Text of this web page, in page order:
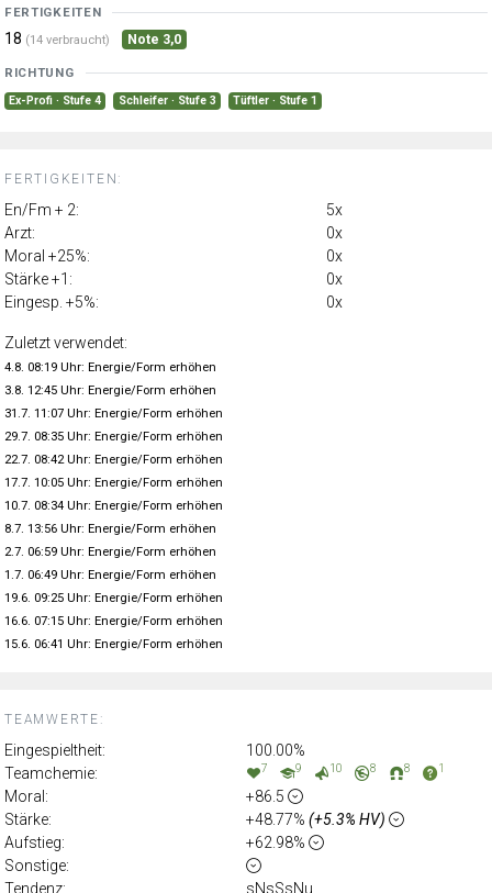
TEAMWERTE:
Eingespieltheit:
100.00%
Teamchemie:
7 9 10 8 8 1
Moral:
+86.5
Stärke:
+48.77% (+5.3% HV)
Aufstieg:
+62.98%
Sonstige:
Tendenz:
sNsSsNu
FERTIGKEITEN
18 (14 verbraucht) Note 3,0
RICHTUNG
Ex-Profi · Stufe 4 Schleifer · Stufe 3 Tüftler · Stufe 1
FERTIGKEITEN:
En/Fm + 2:
5x
Arzt:
0x
Moral +25%:
0x
Stärke +1:
0x
Eingesp. +5%:
0x
Zuletzt verwendet:
4.8. 08:19 Uhr: Energie/Form erhöhen
3.8. 12:45 Uhr: Energie/Form erhöhen
31.7. 11:07 Uhr: Energie/Form erhöhen
29.7. 08:35 Uhr: Energie/Form erhöhen
22.7. 08:42 Uhr: Energie/Form erhöhen
17.7. 10:05 Uhr: Energie/Form erhöhen
10.7. 08:34 Uhr: Energie/Form erhöhen
8.7. 13:56 Uhr: Energie/Form erhöhen
2.7. 06:59 Uhr: Energie/Form erhöhen
1.7. 06:49 Uhr: Energie/Form erhöhen
19.6. 09:25 Uhr: Energie/Form erhöhen
16.6. 07:15 Uhr: Energie/Form erhöhen
15.6. 06:41 Uhr: Energie/Form erhöhen